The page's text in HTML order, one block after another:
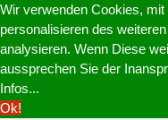
Wir verwenden Cookies,
personalisieren des
analysieren. Wenn Diese
aussprechen Sie der
Infos...
Ok!